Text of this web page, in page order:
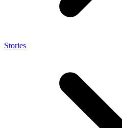
Stories